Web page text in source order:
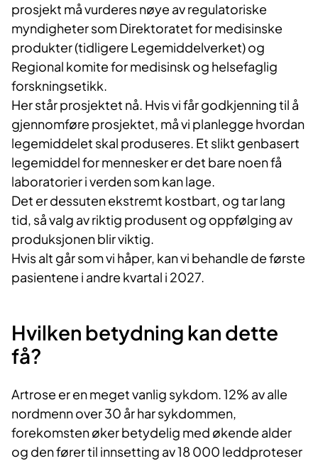
prosjekt må vurderes nøye av regulatoriske
myndigheter som Direktoratet for medisinske
produkter (tidligere Legemiddelverket) og
Regional komite for medisinsk og helsefaglig
forskningsetikk.
Her står prosjektet nå. Hvis vi får godkjenning til å
gjennomføre prosjektet, må vi planlegge hvordan
legemiddelet skal produseres. Et slikt genbasert
legemiddel for mennesker er det bare noen få
laboratorier i verden som kan lage.
Det er dessuten ekstremt kostbart, og tar lang
tid, så valg av riktig produsent og oppfølging av
produksjonen blir viktig.
Hvis alt går som vi håper, kan vi behandle de første
pasientene i andre kvartal i 2027.
Hvilken betydning kan dette
få?
Artrose er en meget vanlig sykdom. 12% av alle
nordmenn over 30 år har sykdommen,
forekomsten øker betydelig med økende alder
og den fører til innsetting av 18 000 leddproteser